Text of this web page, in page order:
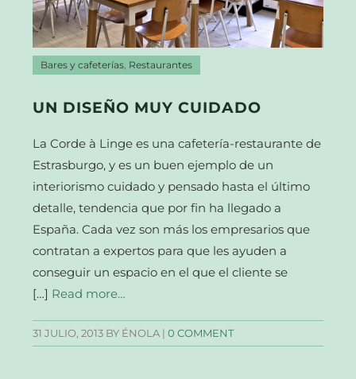
Bares y cafeterías, Restaurantes
UN DISEÑO MUY CUIDADO
La Corde à Linge es una cafetería-restaurante de
Estrasburgo, y es un buen ejemplo de un
interiorismo cuidado y pensado hasta el último
detalle, tendencia que por fin ha llegado a
España. Cada vez son más los empresarios que
contratan a expertos para que les ayuden a
conseguir un espacio en el que el cliente se
[…] Read more…
31 JULIO, 2013 BY ÉNOLA |0 COMMENT